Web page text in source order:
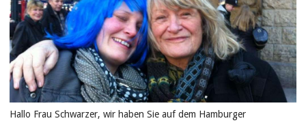
Hallo Frau Schwarzer, wir haben Sie auf dem Hamburger